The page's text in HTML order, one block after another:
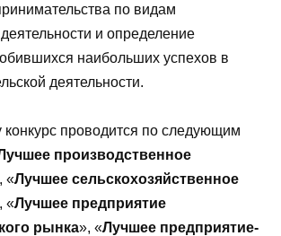
по видам
и определение
наибольших успехов в
деятельности.
конкурс проводится по следующим
производственное
«Лучшее сельскохозяйственное
«Лучшее предприятие
рынка», «Лучшее предприятие-